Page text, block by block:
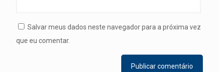
Salvar meus dados neste navegador para a próxima vez
que eu comentar.